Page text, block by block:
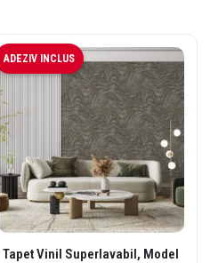
ADEZIV INCLUS
Tapet Vinil Superlavabil, Model